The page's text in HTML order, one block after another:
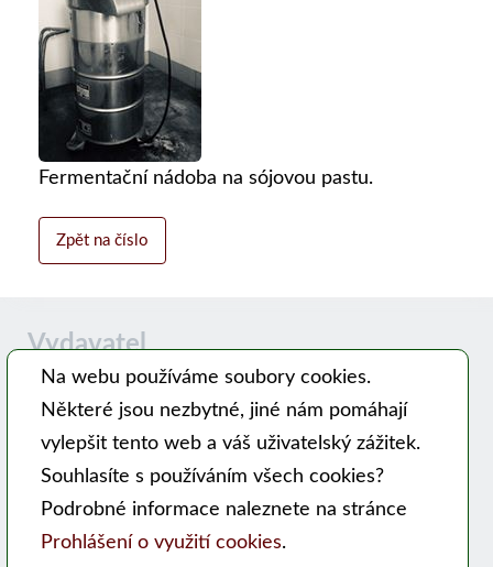
Fermentační nádoba na sójovou pastu.
Zpět na číslo
Vydavatel
Časopis MODERNÍ VČELAŘ vydává PSNV-CZ:
Pracovní společnost nástavkových včelařů CZ, z. s.
Hlavní 99, 753 56 Opatovice
Kontakty
Na webu používáme soubory cookies.
Některé jsou nezbytné, jiné nám pomáhají
vylepšit tento web a váš uživatelský zážitek.
Souhlasíte s používáním všech cookies?
Podrobné informace naleznete na stránce
Prohlášení o využití cookies.